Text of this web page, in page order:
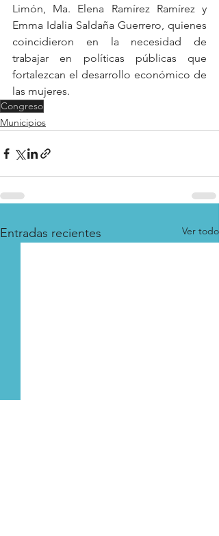
Limón, Ma. Elena Ramírez Ramírez y
Emma Idalia Saldaña Guerrero, quienes
coincidieron en la necesidad de
trabajar en políticas públicas que
fortalezcan el desarrollo económico de
las mujeres.
Congreso
Municipios
Entradas recientes Ver todo